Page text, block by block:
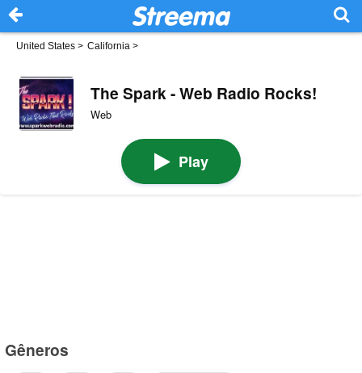
United States > California >
The Spark - Web Radio Rocks!
Web
Play
Gêneros